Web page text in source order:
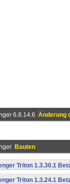
6.8.14.6 Änderung
Bauten
Triton 1.3.30.1
Triton 1.3.24.1